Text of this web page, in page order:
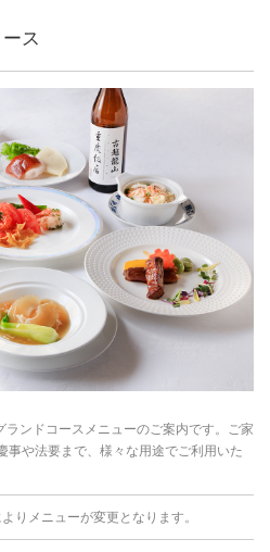
ス
ンドコースメニューのご案内です。ご家
事や法要まで、様々な用途でご利用いた
りメニューが変更となります。